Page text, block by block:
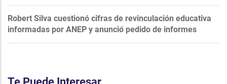
Robert Silva cuestionó cifras de revinculación educativa
informadas por ANEP y anunció pedido de informes